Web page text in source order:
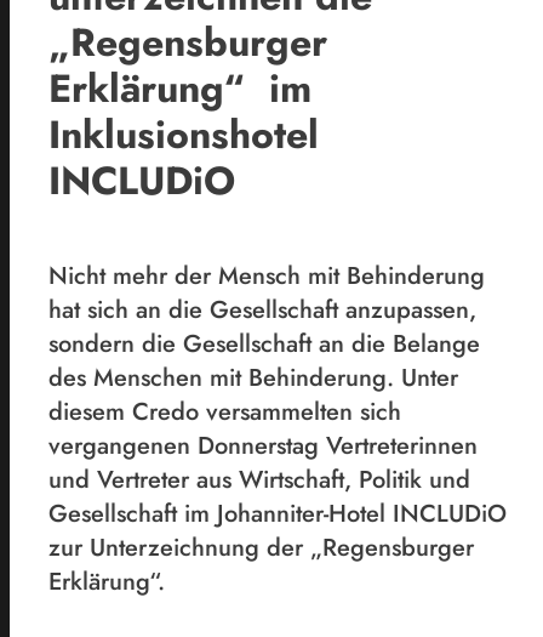
„Regensburger
Erklärung“ im
Inklusionshotel
INCLUDiO
Nicht mehr der Mensch mit Behinderung
hat sich an die Gesellschaft anzupassen,
sondern die Gesellschaft an die Belange
des Menschen mit Behinderung. Unter
diesem Credo versammelten sich
vergangenen Donnerstag Vertreterinnen
und Vertreter aus Wirtschaft, Politik und
Gesellschaft im Johanniter-Hotel INCLUDiO
zur Unterzeichnung der „Regensburger
Erklärung“.